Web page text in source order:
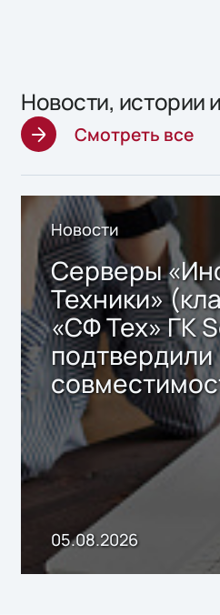
Новости, истории
Смотреть все
Новости
Серверы
Техники»
«СФ Тех» ГК
подтвердили
решением
Storage 2.x для
хранения
05.08.2026